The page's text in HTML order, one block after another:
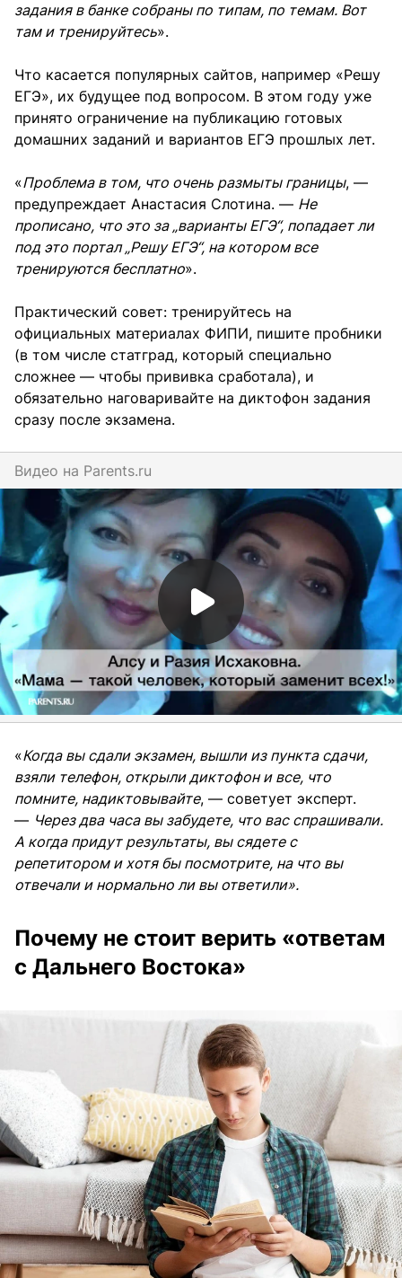
задания в банке собраны по типам, по темам. Вот
там и тренируйтесь».
Что касается популярных сайтов, например «Решу
ЕГЭ», их будущее под вопросом. В этом году уже
принято ограничение на публикацию готовых
домашних заданий и вариантов ЕГЭ прошлых лет.
«Проблема в том, что очень размыты границы, —
предупреждает Анастасия Слотина. — Не
прописано, что это за „варианты ЕГЭ“, попадает ли
под это портал „Решу ЕГЭ“, на котором все
тренируются бесплатно».
Практический совет: тренируйтесь на
официальных материалах ФИПИ, пишите пробники
(в том числе статград, который специально
сложнее — чтобы прививка сработала), и
обязательно наговаривайте на диктофон задания
сразу после экзамена.
Видео на parents.ru
«Когда вы сдали экзамен, вышли из пункта сдачи,
взяли телефон, открыли диктофон и все, что
помните, надиктовывайте, — советует эксперт.
— Через два часа вы забудете, что вас спрашивали.
А когда придут результаты, вы сядете с
репетитором и хотя бы посмотрите, на что вы
отвечали и нормально ли вы ответили».
Почему не стоит верить «ответам
с Дальнего Востока»